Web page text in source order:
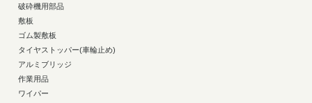
破砕機用部品
敷板
ゴム製敷板
タイヤストッパー(車輪止め)
アルミブリッジ
作業用品
ワイパー